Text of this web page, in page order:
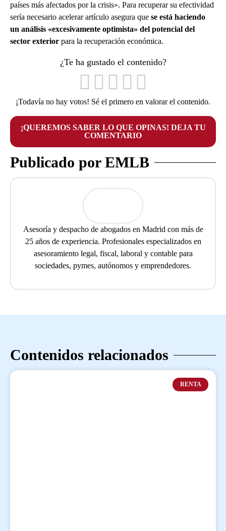
países más afectados por la crisis». Para recuperar su efectividad
sería necesario acelerar artículo asegura que se está haciendo
un análisis «excesivamente optimista» del potencial del
sector exterior para la recuperación económica.
¿Te ha gustado el contenido?
¡Todavía no hay votos! Sé el primero en valorar el contenido.
¡QUEREMOS SABER LO QUE OPINAS! DEJA TU
COMENTARIO
Publicado por EMLB
Asesoría y despacho de abogados en Madrid con más de
25 años de experiencia. Profesionales especializados en
asesoramiento legal, fiscal, laboral y contable para
sociedades, pymes, autónomos y emprendedores.
Contenidos relacionados
RENTA